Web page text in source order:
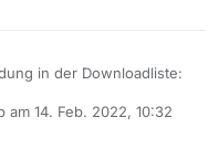
in der Downloadliste:
MediathekView Online-
am 14. Feb. 2022, 10:32
von